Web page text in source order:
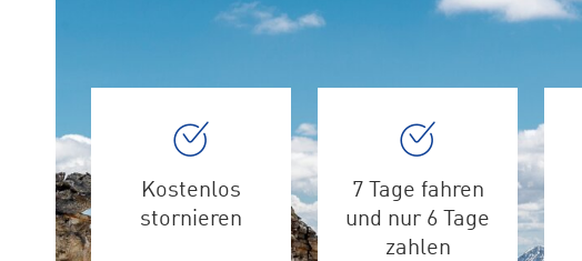
Kostenlos
stornieren
7 Tage fahren
und nur 6 Tage
zahlen